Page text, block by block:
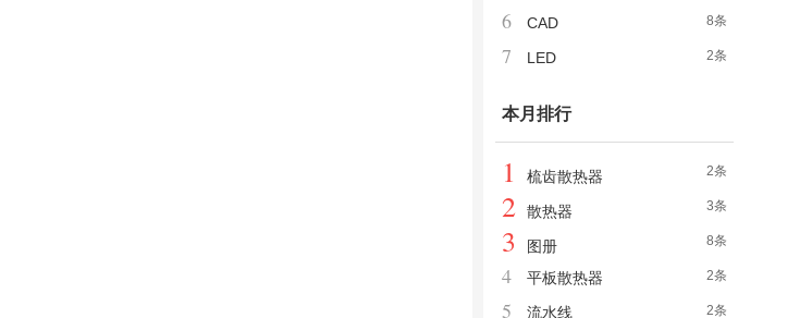
8条
6 CAD
2条
7 LED
本月排行
2条
1 梳齿散热器
3条
2 散热器
8条
3 图册
2条
4 平板散热器
2条
5 流水线